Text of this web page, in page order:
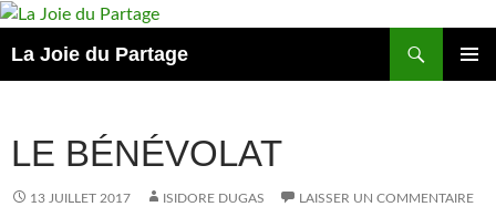
Aller
contenu
La Joie du Partage
LE BÉNÉVOLAT
13 JUILLET 2017 ISIDORE DUGAS LAISSER UN COMMENTAIRE